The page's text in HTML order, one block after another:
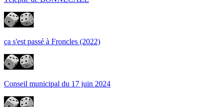
ça s'est passé à Froncles (2022)
Conseil municipal du 17 juin 2024